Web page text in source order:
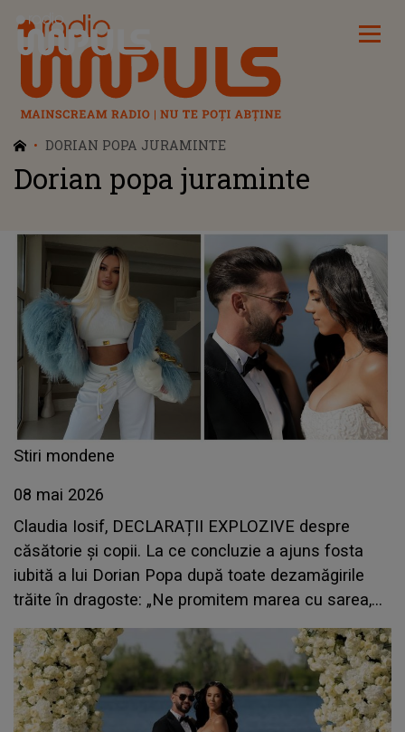
Radio Impuls
DORIAN POPA JURAMINTE
Dorian popa juraminte
Stiri mondene
08 mai 2026
Claudia Iosif, DECLARAȚII EXPLOZIVE despre
căsătorie și copii. La ce concluzie a ajuns fosta
iubită a lui Dorian Popa după toate dezamăgirile
trăite în dragoste: „Ne promitem marea cu sarea,
dar ne mințim, ne jignim, ne trădăm, ne înșelăm”